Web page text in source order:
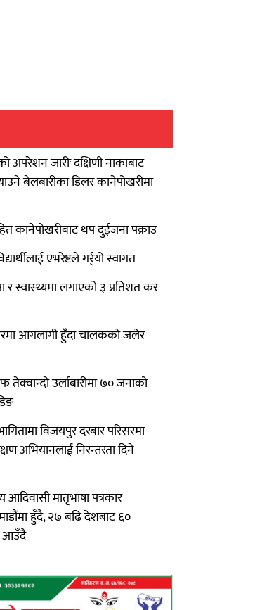
अपरेशन जारीः दक्षिणी नाकाबाट
बेलबारीका डिलर कानेपोखरीमा
कानेपोखरीबाट थप दुईजना पक्राउ
एभरेष्टले गर्र्यो स्वागत
र स्वास्थ्यमा लगाएको ३ प्रतिशत कर
आगलागी हुँदा चालकको जलेर
उर्लाबारीमा ७० जनाको
विजयपुर दरबार परिसरमा
अभियानलाई निरन्तरता दिने
आदिवासी मातृभाषा पत्रकार
हुँदै, २७ बढि देशबाट ६०
आउँदै